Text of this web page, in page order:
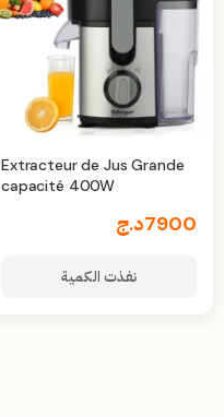
Extracteur de Jus Grande
capacité 400W
7900د.ج
نفذت الكمية